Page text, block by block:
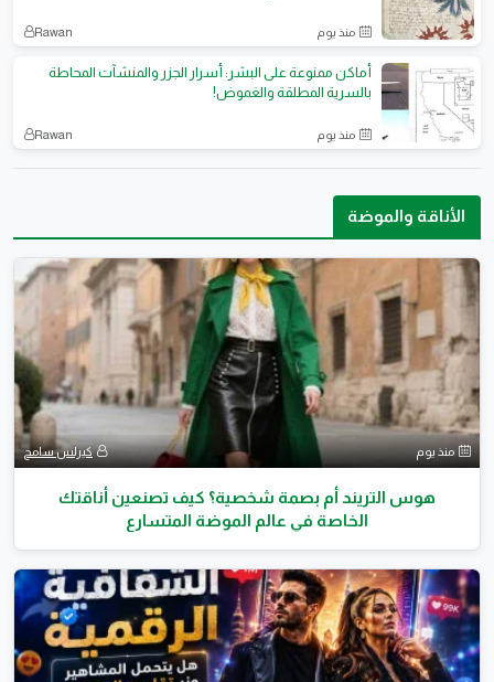
منذ يوم Rawan
أماكن ممنوعة على البشر: أسرار الجزر والمنشآت المحاطة
بالسرية المطلقة والغموض!
منذ يوم Rawan
الأناقة والموضة
منذ يوم كيرلس سامح
هوس التريند أم بصمة شخصية؟ كيف تصنعين أناقتك
الخاصة في عالم الموضة المتسارع